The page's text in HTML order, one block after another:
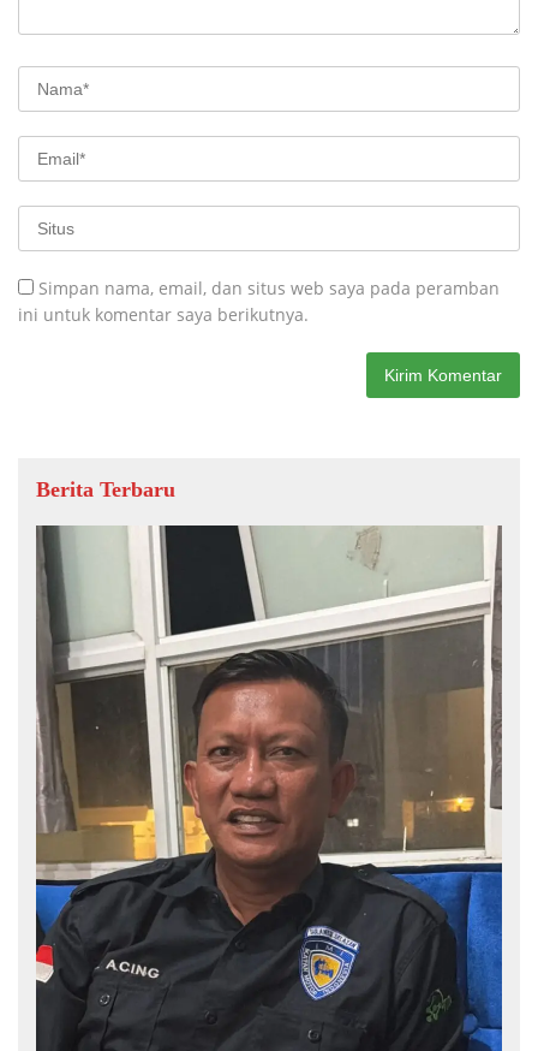
Simpan nama, email, dan situs web saya pada peramban
ini untuk komentar saya berikutnya.
Berita Terbaru